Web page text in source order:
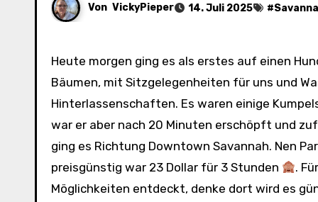
Von VickyPieper 14. Juli 2025 #
Heute morgen ging es als erstes auf einen Hundeplatz. Wie so vieles hier, zum Glück unter großen schattigen
Bäumen, mit Sitzgelegenheiten für uns und
Hinterlassenschaften. Es waren einige
war er aber nach 20 Minuten erschöpft und
ging es Richtung Downtown Savannah. Nen
preisgünstig war 23 Dollar für 3 Stunden
.
Möglichkeiten entdeckt, denke dort wird es